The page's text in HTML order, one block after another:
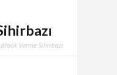
Verme Sihirbazı